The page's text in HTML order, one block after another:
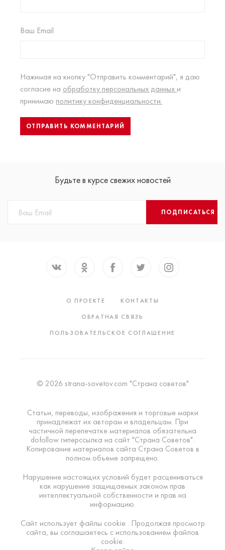
Ваш Email
Нажимая на кнопку "Отправить комментарий", я даю
согласие на обработку персональных данных и
принимаю политику конфиденциальности.
Будьте в курсе свежих новостей
ПОДПИСАТЬСЯ
О ПРОЕКТЕ
КОНТАКТЫ
ОБРАТНАЯ СВЯЗЬ
ПОЛЬЗОВАТЕЛЬСКОЕ СОГЛАШЕНИЕ
© 2026 strana-sovetov.com "Страна советов"
Статьи, переводы, изображения и торговые марки
принадлежат их авторам и владельцам. При
частичной перепечатке материалов обязательна
dofollow гиперссылка на сайт "Страна Советов".
Копирование материалов сайта Страна Советов в
полном объеме запрещено.
Нарушение настоящих условий будет расцениваться
как нарушение защищаемых законом прав
интеллектуальной собственности и прав на
информацию.
Сайт использует файлы cookie . Продолжая просмотр
сайта, вы соглашаетесь с использованием файлов
cookie.